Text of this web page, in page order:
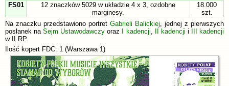
FS01
12 znaczków 5029 w układzie 4 x 3, ozdobne
marginesy.
18.000
szt.
Na znaczku przedstawiono portret Gabrieli Balickiej , jednej z pierwszych
posłanek naSejm Ustawodawczy oraz I kadencji II kadencji i III kadencji
w II RP.
Ilość kopert FDC: 1 (Warszawa 1)